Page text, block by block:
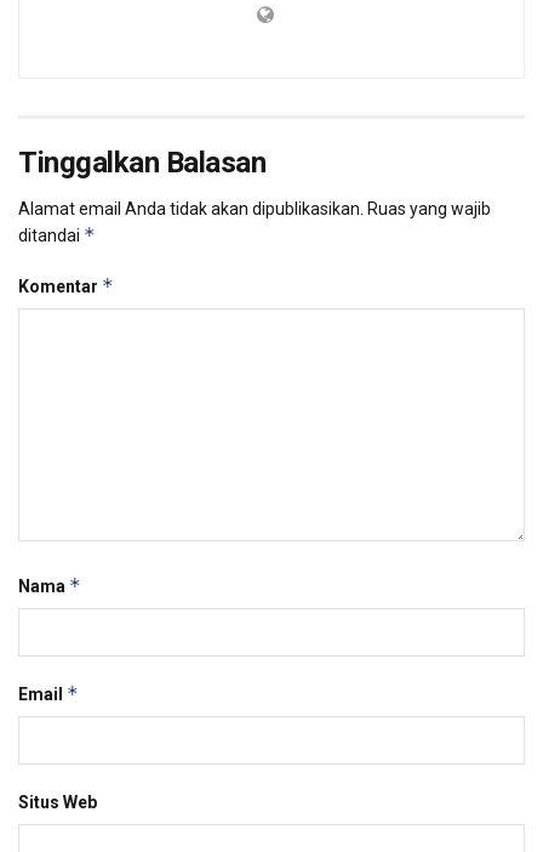
Tinggalkan Balasan
Alamat email Anda tidak akan dipublikasikan. Ruas yang wajib
ditandai *
Komentar *
Nama *
Email *
Situs Web